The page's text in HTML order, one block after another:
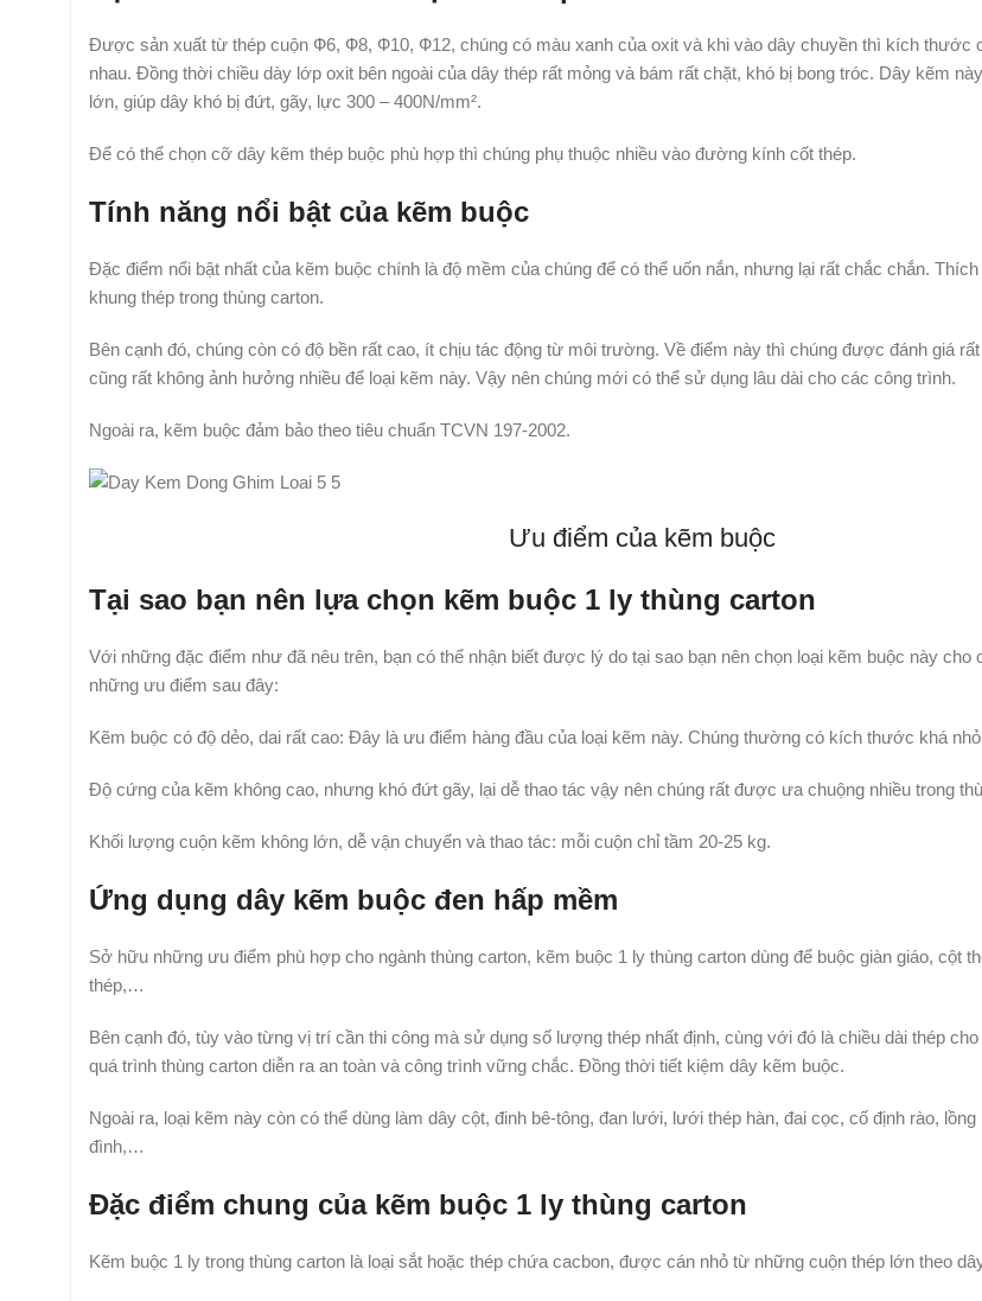
Được sản xuất từ thép cuộn Ф6, Ф8, Ф10, Ф12, chúng có màu xanh của oxit và khi vào dây chuyền thì kích thước
nhau. Đồng thời chiều dày lớp oxit bên ngoài của dây thép rất mỏng và bám rất chặt, khó bị bong tróc. Dây kẽm
lớn, giúp dây khó bị đứt, gãy, lực 300 – 400N/mm².
Để có thể chọn cỡ dây kẽm thép buộc phù hợp thì chúng phụ thuộc nhiều vào đường kính cốt thép.
Tính năng nổi bật của kẽm buộc
Đặc điểm nổi bật nhất của kẽm buộc chính là độ mềm của chúng để có thể uốn nắn, nhưng lại rất chắc chắn.
khung thép trong thùng carton.
Bên cạnh đó, chúng còn có độ bền rất cao, ít chịu tác động từ môi trường. Về điểm này thì chúng được đánh giá
cũng rất không ảnh hưởng nhiều để loại kẽm này. Vậy nên chúng mới có thể sử dụng lâu dài cho các công trình.
Ngoài ra, kẽm buộc đảm bảo theo tiêu chuẩn TCVN 197-2002.
Ưu điểm của kẽm buộc
Tại sao bạn nên lựa chọn kẽm buộc 1 ly thùng carton
Với những đặc điểm như đã nêu trên, bạn có thể nhận biết được lý do tại sao bạn nên chọn loại kẽm buộc này cho
những ưu điểm sau đây:
Kẽm buộc có độ dẻo, dai rất cao: Đây là ưu điểm hàng đầu của loại kẽm này. Chúng thường có kích thước khá
Độ cứng của kẽm không cao, nhưng khó đứt gãy, lại dễ thao tác vậy nên chúng rất được ưa chuộng nhiều trong
Khối lượng cuộn kẽm không lớn, dễ vận chuyển và thao tác: mỗi cuộn chỉ tầm 20-25 kg.
Ứng dụng dây kẽm buộc đen hấp mềm
Sở hữu những ưu điểm phù hợp cho ngành thùng carton, kẽm buộc 1 ly thùng carton dùng để buộc giàn giáo, cột
thép,…
Bên cạnh đó, tùy vào từng vị trí cần thi công mà sử dụng số lượng thép nhất định, cùng với đó là chiều dài thép
quá trình thùng carton diễn ra an toàn và công trình vững chắc. Đồng thời tiết kiệm dây kẽm buộc.
Ngoài ra, loại kẽm này còn có thể dùng làm dây cột, đinh bê-tông, đan lưới, lưới thép hàn, đai cọc, cố định rào, lồng
đình,…
Đặc điểm chung của kẽm buộc 1 ly thùng carton
Kẽm buộc 1 ly trong thùng carton là loại sắt hoặc thép chứa cacbon, được cán nhỏ từ những cuộn thép lớn theo